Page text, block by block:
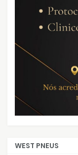
WEST PNEUS